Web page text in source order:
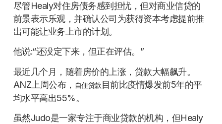
尽管Healy对住房债务感到担忧，但对商业信贷的
前景表示乐观，并确认公司为获得资本考虑提前推
出可能让业务上市的计划。
他说:“还没定下来，但正在评估。”
最近几个月，随着房价的上涨，贷款大幅飙升。
ANZ上周公布， 自住贷款目前比疫情爆发前5年的平
均水平高出55%。
虽然Judo是一家专注于商业贷款的机构，但Healy